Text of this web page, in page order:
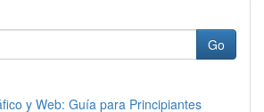
Go
y Web: Guía para Principiantes